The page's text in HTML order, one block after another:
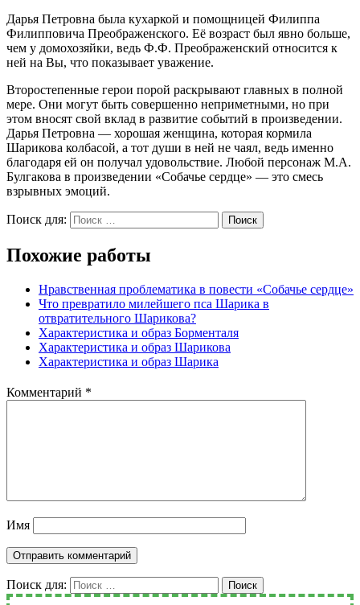
Дарья Петровна была кухаркой и помощницей Филиппа
Филипповича Преображенского. Её возраст был явно больше,
чем у домохозяйки, ведь Ф.Ф. Преображенский относится к
ней на Вы, что показывает уважение.
Второстепенные герои порой раскрывают главных в полной
мере. Они могут быть совершенно неприметными, но при
этом вносят свой вклад в развитие событий в произведении.
Дарья Петровна — хорошая женщина, которая кормила
Шарикова колбасой, а тот души в ней не чаял, ведь именно
благодаря ей он получал удовольствие. Любой персонаж М.А.
Булгакова в произведении «Собачье сердце» — это смесь
взрывных эмоций.
Поиск для: Поиск
Похожие работы
Нравственная проблематика в повести «Собачье сердце»
Что превратило милейшего пса Шарика в
отвратительного Шарикова?
Характеристика и образ Борменталя
Характеристика и образ Шарикова
Характеристика и образ Шарика
Комментарий *
Имя
Поиск для: Поиск